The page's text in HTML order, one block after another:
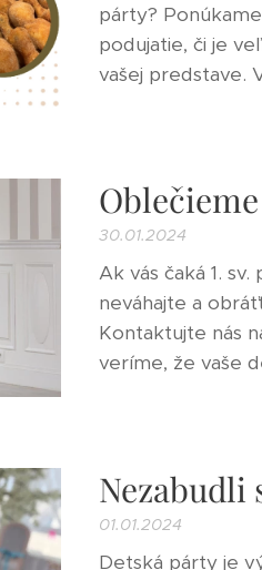
párty?
podujatie, či je
vašej predstave.
30.01.2024
Ak vás čaká 1.
neváhajte a
Kontaktujte nás
veríme, že vaše
Nezabudli
01.01.2024
Detská párty je